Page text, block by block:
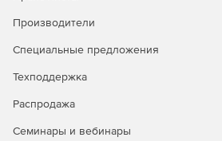
Создание документов HTML5.
Возможность интеграции
для динамического содержимого.
Усовершенствованная
Производители
Специальные предложения
Техподдержка
Распродажа
Семинары и вебинары